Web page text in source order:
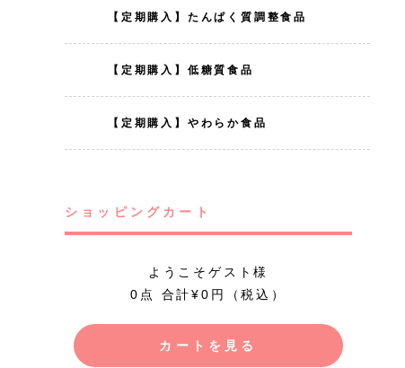
【定期購入】たんぱく質調整食品
【定期購入】低糖質食品
【定期購入】やわらか食品
ショッピングカート
ようこそゲスト様
0点 合計¥0円（税込）
カートを見る